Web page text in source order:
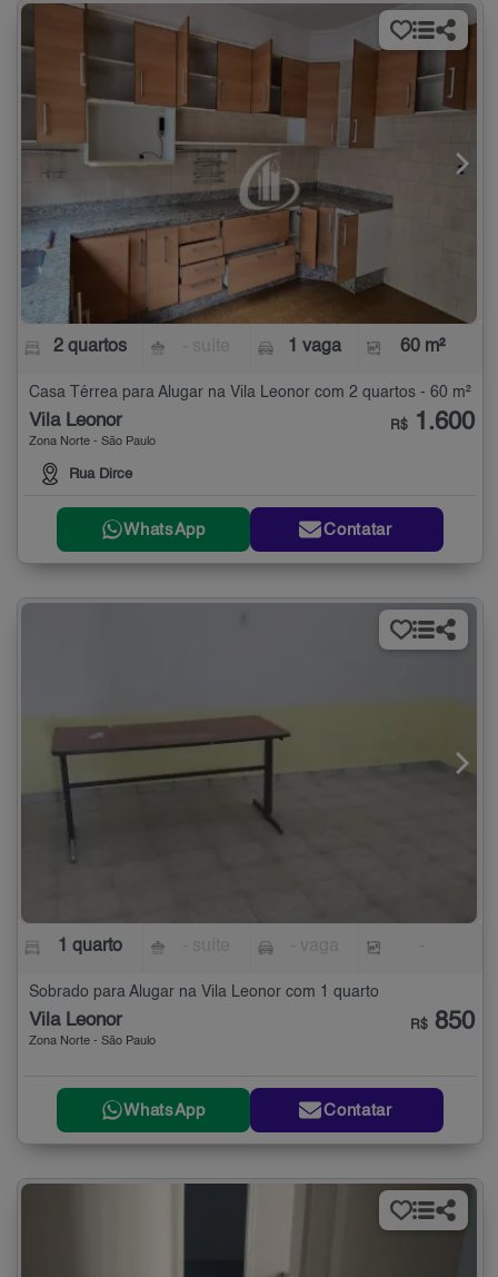
2 quartos 1 vaga 60 m²
Casa Térrea para Alugar na Vila Leonor com 2 quartos - 60 m²
Vila Leonor
Zona Norte - São Paulo
Rua Dirce
R$ 1.600
WhatsApp Contatar
1 quarto
Sobrado para Alugar na Vila Leonor com 1 quarto
Vila Leonor
Zona Norte - São Paulo
R$ 850
WhatsApp Contatar